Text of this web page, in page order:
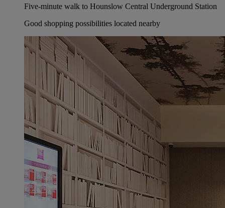
Five-minute walk to Hounslow Central Underground Station
Good shopping possibilities located nearby